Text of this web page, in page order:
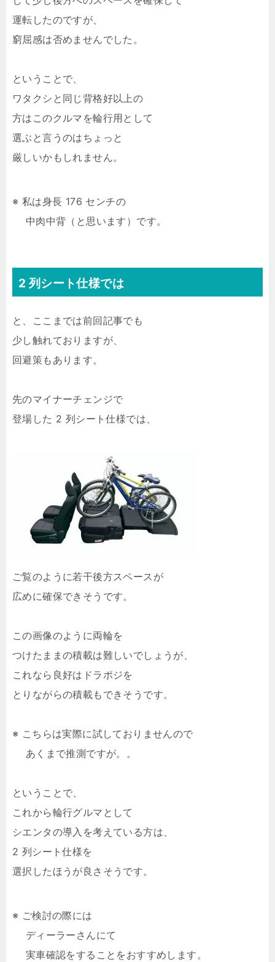
運転したのですが、
窮屈感は否めませんでした。
ということで、
ワタクシと同じ背格好以上の
方はこのクルマを輪行用として
選ぶと言うのはちょっと
厳しいかもしれません。
※ 私は身長 176 センチの
中肉中背（と思います）です。
2 列シート仕様では
と、ここまでは前回記事でも
少し触れておりますが、
回避策もあります。
先のマイナーチェンジで
登場した 2 列シート仕様では、
ご覧のように若干後方スペースが
広めに確保できそうです。
この画像のように両輪を
つけたままの積載は難しいでしょうが、
これなら良好はドラポジを
とりながらの積載もできそうです。
※ こちらは実際に試しておりませんので
あくまで推測ですが。。
ということで、
これから輪行グルマとして
シエンタの導入を考えている方は、
2 列シート仕様を
選択したほうが良さそうです。
※ ご検討の際には
ディーラーさんにて
実車確認をすることをおすすめします。